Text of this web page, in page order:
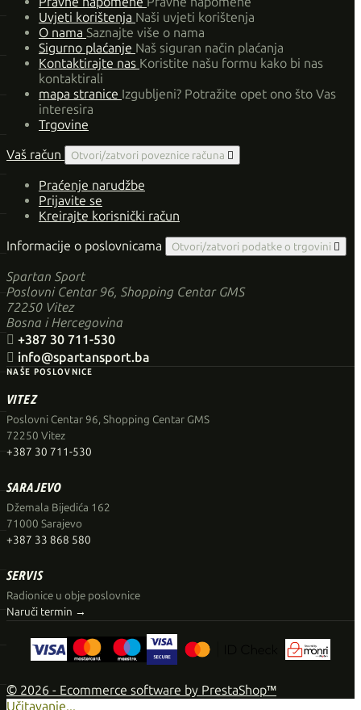
Uvjeti korištenja Naši uvjeti korištenja
O nama Saznajte više o nama
Sigurno plaćanje Naš siguran način plaćanja
Kontaktirajte nas Koristite našu formu kako bi nas
kontaktirali
mapa stranice Izgubljeni? Potražite opet ono što Vas
interesira
Trgovine
Vaš račun
Otvori/zatvori poveznice računa 
Praćenje narudžbe
Prijavite se
Kreirajte korisnički račun
Informacije o poslovnicama
Otvori/zatvori podatke o trgovini 
Spartan Sport
Poslovni Centar 96, Shopping Centar GMS
72250 Vitez
Bosna i Hercegovina
 +387 30 711-530
 info@spartansport.ba
NAŠE POSLOVNICE
VITEZ
Poslovni Centar 96, Shopping Centar GMS
72250 Vitez
+387 30 711-530
SARAJEVO
Džemala Bijedića 162
71000 Sarajevo
+387 33 868 580
SERVIS
Radionice u obje poslovnice
Naruči termin →
© 2026 - Ecommerce software by PrestaShop™
Učitavanje...